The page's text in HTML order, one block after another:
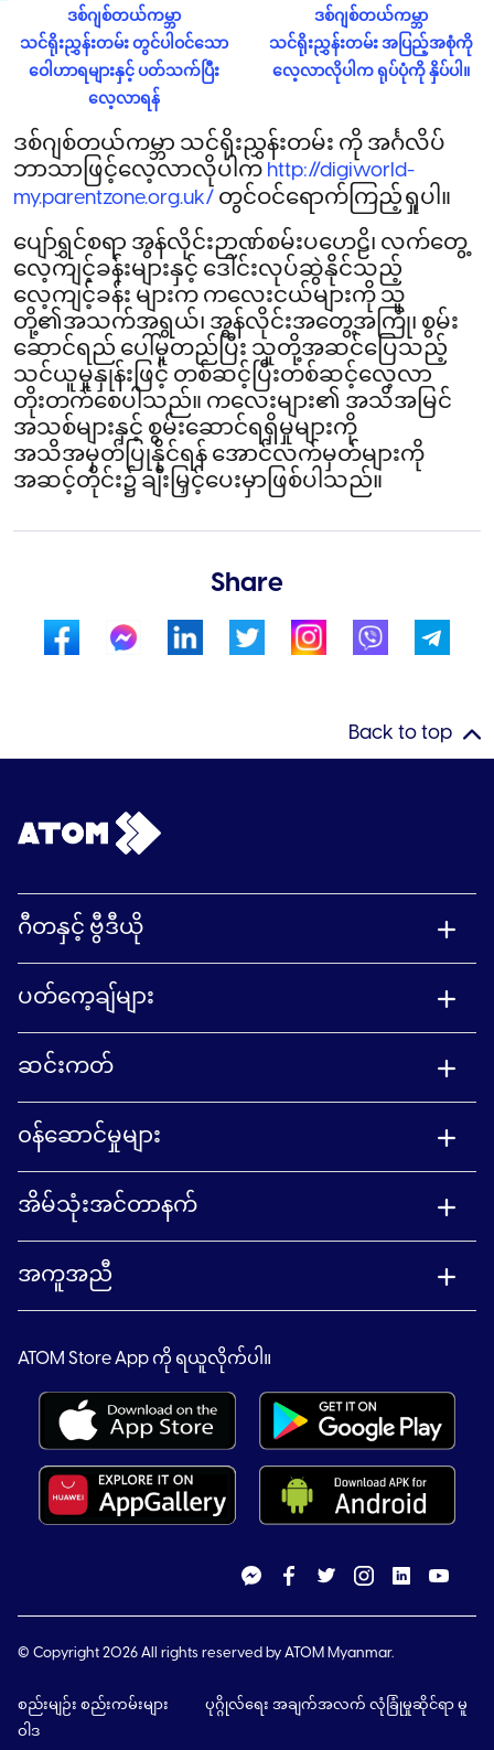
ဒစ်ဂျစ်တယ်ကမ္ဘာ
သင်ရိုးညွှန်းတမ်း တွင်ပါဝင်သော
ဝေါဟာရများနှင့် ပတ်သက်ပြီး
လေ့လာရန်
ဒစ်ဂျစ်တယ်ကမ္ဘာ
သင်ရိုးညွှန်းတမ်း အပြည့်အစုံကို
လေ့လာလိုပါက ရုပ်ပုံကို နှိပ်ပါ။
ဒစ်ဂျစ်တယ်ကမ္ဘာ သင်ရိုးညွှန်းတမ်း ကို အင်္ဂလိပ်
ဘာသာဖြင့်လေ့လာလိုပါက http://digiworld-
my.parentzone.org.uk/ တွင်ဝင်ရောက်ကြည့်ရှုပါ။
ပျော်ရွှင်စရာ အွန်လိုင်းဉာဏ်စမ်းပဟေဠိ၊ လက်တွေ့
လေ့ကျင့်ခန်းများနှင့် ဒေါင်းလုပ်ဆွဲနိုင်သည့်
လေ့ကျင့်ခန်း များက ကလေးငယ်များကို သူ
တို့၏အသက်အရွယ်၊ အွန်လိုင်းအတွေ့အကြုံ၊ စွမ်း
ဆောင်ရည် ပေါ်မူတည်ပြီး သူတို့အဆင်ပြေသည့်
သင်ယူမှုနှုန်းဖြင့် တစ်ဆင့်ပြီးတစ်ဆင့်လေ့လာ
တိုးတက်စေပါသည်။ ကလေးများ၏ အသိအမြင်
အသစ်များနှင့် စွမ်းဆောင်ရရှိမှုများကို
အသိအမှတ်ပြုနိုင်ရန် အောင်လက်မှတ်များကို
အဆင့်တိုင်း၌ ချီးမြှင့်ပေးမှာဖြစ်ပါသည်။
Share
Back to top
ဂီတနှင့် ဗွီဒီယို
ပတ်ကေ့ချ်များ
ဆင်းကတ်
၀န်ဆောင်မှုများ
အိမ်သုံးအင်တာနက်
အကူအညီ
ATOM Store App ကို ရယူလိုက်ပါ။
© Copyright 2026 All rights reserved by ATOM Myanmar.
စည်းမျဉ်း စည်းကမ်းများ
ပုဂ္ဂိုလ်ရေး အချက်အလက် လုံခြုံမှုဆိုင်ရာ မူ
ဝါဒ